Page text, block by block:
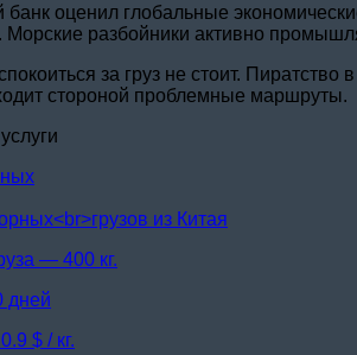
оценил глобальные
Морские разбойники активно
за груз не стоит.
стороной проблемные маршруты.
— 400 кг.
дней
0.9 $ / кг.